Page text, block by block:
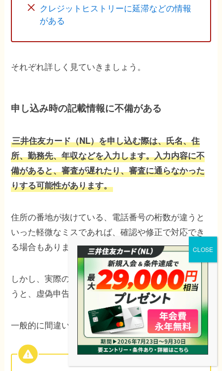
クレジットヒストリーに延滞などの情報
がある
それぞれ詳しく見ていきましょう。
申し込み時の記載情報に不備がある
三井住友カード（NL）を申し込む際は、氏名、住
所、勤務先、年収などを入力します。入力内容に不
備があると、審査が遅れたり、審査に通らなかった
りする可能性があります。
住所の番地が抜けている、電話番号の桁数が違うと
いった軽微なミスであれば、確認や修正で対応でき
る場合もあります。
しかし、実際の内容と大きく異なる申告をしてしま
うと、虚偽申告と判断されるおそれがあります。
一般的に間違いやすい項目は以下の通りです。